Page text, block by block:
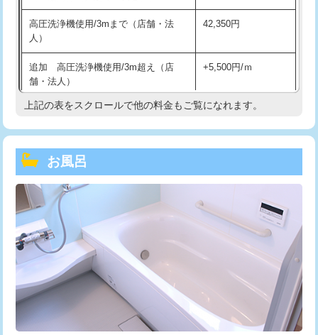
高圧洗浄機使用/3mまで（店舗・法
人）
42,350円
追加 高圧洗浄機使用/3m超え（店
舗・法人）
+5,500円/ｍ
高度高圧洗浄換 現地調査
トーラー機使用/3mまで
追加トーラー機使用/3m超え
カメラ調査 33,000円
桝清掃 8,800円
止水・漏水調査・防水処理・清掃・修
理・調整・分解・加工など（軽作業）
止水・漏水調査・防水処理・清掃・修
22,000円
上記の表をスクロールで他の料金もご覧になれます。
お風呂